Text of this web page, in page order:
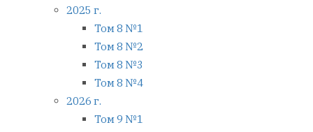
2025 г.
Том 8 №1
Том 8 №2
Том 8 №3
Том 8 №4
2026 г.
Том 9 №1